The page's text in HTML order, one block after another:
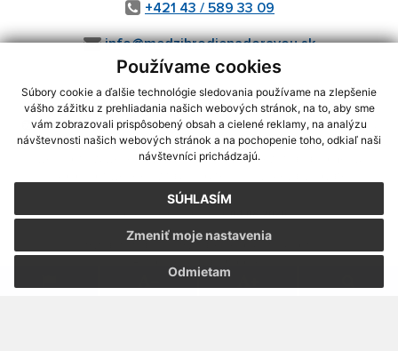
Používame cookies
Súbory cookie a ďalšie technológie sledovania používame na zlepšenie
vášho zážitku z prehliadania našich webových stránok, na to, aby sme
vám zobrazovali prispôsobený obsah a cielené reklamy, na analýzu
návštevnosti našich webových stránok a na pochopenie toho, odkiaľ naši
návštevníci prichádzajú.
SÚHLASÍM
Odmietam
Zmeniť moje nastavenia
+421 43 / 589 33 09
info@medzibrodienadoravou.sk
využite možnosť získavania aktuálnych informácií s využitím RSS
CMS systém (redakčný) systém ECHELON 2,Mapa stránok,web portál
webex.digital, s.r.o.,domény,registrácia domény
Posledná aktualizácia:04.08.2026
Vytlačiť stránku|Vyhlásenie o prístupnosti